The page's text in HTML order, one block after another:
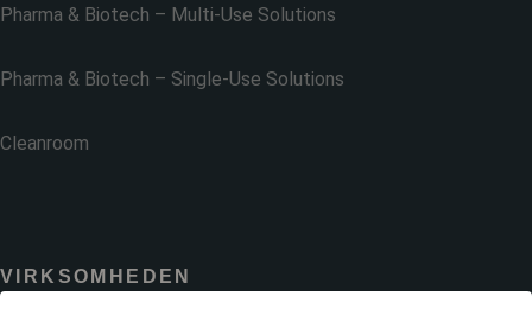
Pharma & Biotech – Multi-Use Solutions
Pharma & Biotech – Single-Use Solutions
Cleanroom
VIRKSOMHEDEN